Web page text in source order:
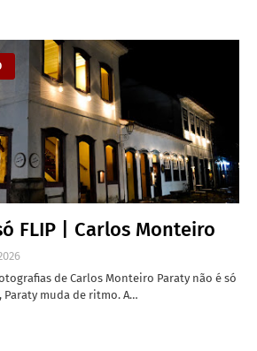
FLIP | Carlos Monteiro
de Carlos Monteiro Paraty não é só
Paraty muda de ritmo. A…